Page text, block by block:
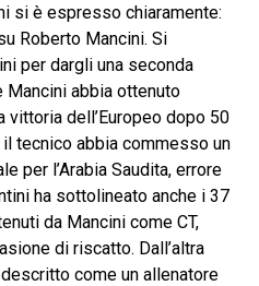
si è espresso chiaramente:
Roberto Mancini. Si
per dargli una seconda
Mancini abbia ottenuto
vittoria dell’Europeo dopo 50
tecnico abbia commesso un
per l’Arabia Saudita, errore
ha sottolineato anche i 37
da Mancini come CT,
di riscatto. Dall’altra
come un allenatore